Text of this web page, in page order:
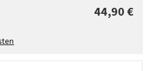
44,90 €